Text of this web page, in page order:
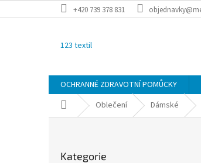
na
+420 739 378 831
123 textil
OCHRANNÉ ZDRAVOTNÍ POMŮCKY
Domů Oblečení Dámské
kategorie
Kategorie